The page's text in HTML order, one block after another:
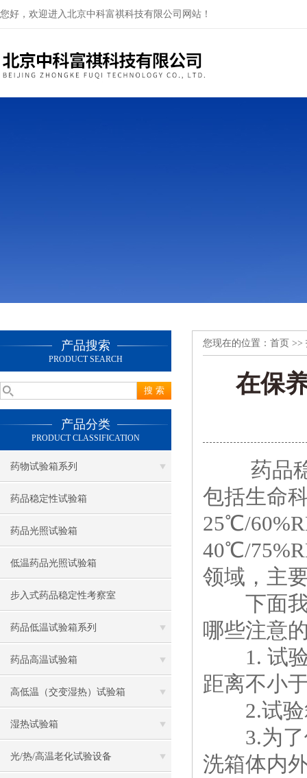
您好，欢迎进入北京中科富祺科技有限公司网站！
产品搜索
PRODUCT SEARCH
产品分类
PRODUCT CLASSIFICATION
药物试验箱系列
药品稳定性试验箱
药品光照试验箱
低温药品光照试验箱
步入式药品稳定性考察室
药品低温试验箱系列
药品高温试验箱
高低温（交变湿热）试验箱
湿热试验箱
光/热/高温老化试验设备
您现在的位置： 首页 >>
在保
药品
包括生命
25℃/
40℃/
领域，主
下面我
哪些注意
1. 试验
距离不小
2.试验
3.为了保
洗箱体内